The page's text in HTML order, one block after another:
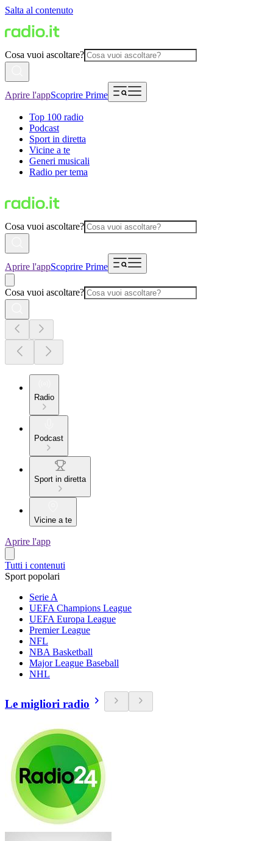
Salta al contenuto
Cosa vuoi ascoltare?
Aprire l'appScoprire Prime
Top 100 radio
Podcast
Sport in diretta
Vicine a te
Generi musicali
Radio per tema
Cosa vuoi ascoltare?
Aprire l'appScoprire Prime
Cosa vuoi ascoltare?
Radio
Podcast
Sport in diretta
Vicine a te
Aprire l'app
Tutti i contenuti
Sport popolari
Serie A
UEFA Champions League
UEFA Europa League
Premier League
NFL
NBA Basketball
Major League Baseball
NHL
Le migliori radio